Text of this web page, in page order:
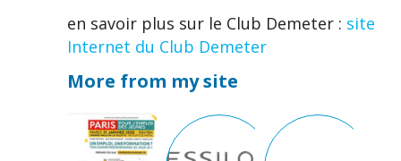
en savoir plus sur le Club Demeter : site
Internet du Club Demeter
More from my site